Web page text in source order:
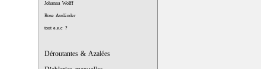
Johanna Wolff
Rose Ausländer
tout e.e.c ?
Déroutantes & Azalées